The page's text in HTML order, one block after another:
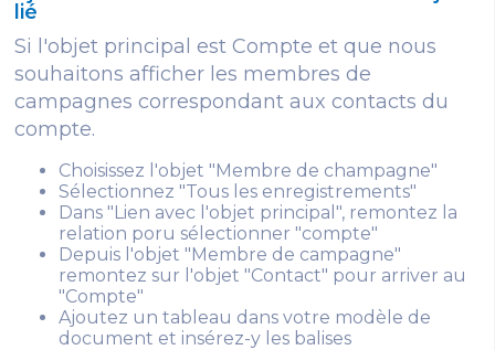
lié
Si l'objet principal est Compte et que nous
souhaitons afficher les membres de
campagnes correspondant aux contacts du
compte.
Choisissez l'objet "Membre de champagne"
Sélectionnez "Tous les enregistrements"
Dans "Lien avec l'objet principal", remontez la
relation poru sélectionner "compte"
Depuis l'objet "Membre de campagne"
remontez sur l'objet "Contact" pour arriver au
"Compte"
Ajoutez un tableau dans votre modèle de
document et insérez-y les balises